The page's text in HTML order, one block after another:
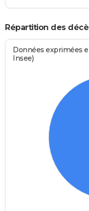
Répartition des
Données exprimées
Insee)